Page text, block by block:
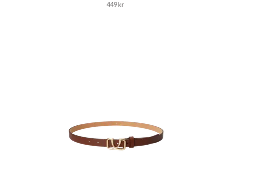
449 kr